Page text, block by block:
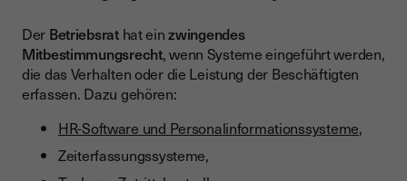
Der Betriebsrathat einzwingendes
Mitbestimmungsrecht, wenn Systeme eingeführt werden,
die das Verhalten oder die Leistung der Beschäftigten
erfassen. Dazu gehören:
HR-Software und Personalinformationssysteme,
Zeiterfassungssysteme,